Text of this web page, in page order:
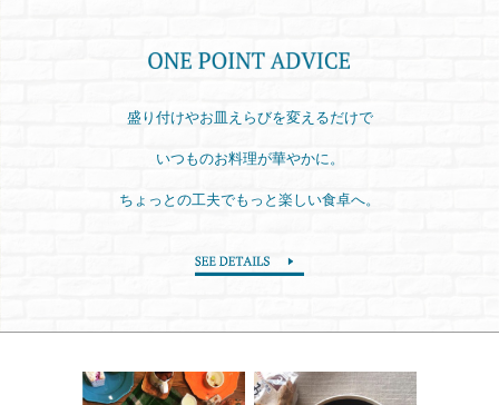
盛り付けやお皿えらびを変えるだけで
いつものお料理が華やかに。
ちょっとの工夫でもっと楽しい食卓へ。